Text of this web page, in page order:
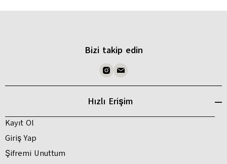
Bizi takip edin
Hızlı Erişim
Kayıt Ol
Giriş Yap
Şifremi Unuttum